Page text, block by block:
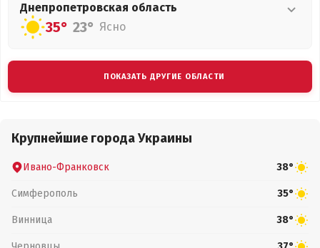
Днепропетровская область
35° 23° Ясно
ПОКАЗАТЬ ДРУГИЕ ОБЛАСТИ
Крупнейшие города Украины
Ивано-Франковск 38°
Симферополь 35°
Винница 38°